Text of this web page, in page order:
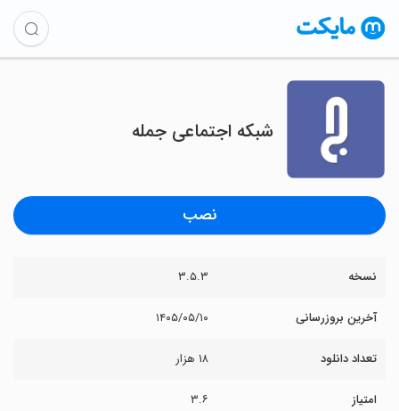
‏شبکه اجتماعی جمله
نصب
نسخه ۳.۵.۳
آخرین بروزرسانی ۱۴۰۵/۰۵/۱۰
تعداد دانلود ۱۸ هزار
امتیاز ۳.۶